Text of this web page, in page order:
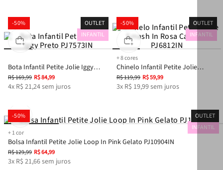
-50%
Bota Infantil Petite Jolie Iggy
Preto PJ7573IN
R$169,99 R$84,99
4x R$ 21,24sem juros
OUTLET
INFANTIL
-50%
+8cores
Chinelo Infantil Petite Jolie
Smash In Rosa Camelia PJ6812IN
R$119,99 R$59,99
3x R$ 19,99sem juros
OUTLET
INFANTIL
-50%
+1cor
Bolsa Infantil Petite Jolie Loop In Pink Gelato PJ10904IN
R$129,99 R$64,99
3x R$ 21,66sem juros
OUTLET
INFANTIL